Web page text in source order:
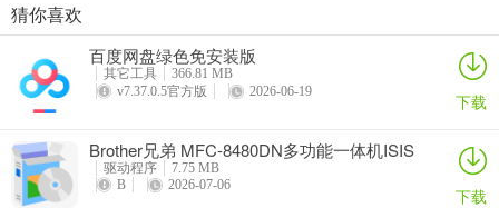
奥睿科PAS3062-2E/PAS3062-2S/PAS3064-2S2E系列扩展卡驱动
详情
Canon佳能 PowerShot A310 WIA驱动
详情
AMD Mobility Radeon HD 2000/HD 3000/HD 4000/HD 5000系列移动显卡催化剂驱动
映泰Hi-Fi H77S 5.x主板BIOS
猜你喜欢
百度网盘绿色免安装版
其它工具
366.81 MB
v7.37.0.5官方版
2026-06-19 下载
Brother兄弟 MFC-8480DN多功能一体机ISIS
驱动
驱动程序
7.75 MB
B
2026-07-06 下载